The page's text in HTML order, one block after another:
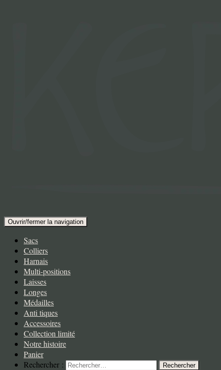
Ouvrir/fermer la navigation
Sacs
Colliers
Harnais
Multi-positions
Laisses
Longes
Médailles
Anti tiques
Accessoires
Collection limité
Notre histoire
Panier
Rechercher :